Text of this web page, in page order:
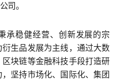
司。
承稳健经营、创新发展的宗
生品发展为主线，通过大数
块链等金融科技手段打造研
坚持市场化、国际化、集团